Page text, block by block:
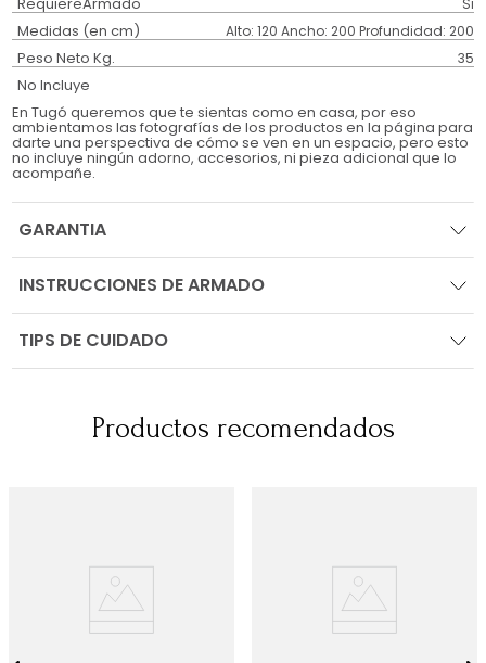
RequiereArmado Si
Medidas (en cm) Alto: 120 Ancho: 200 Profundidad: 200
Peso Neto Kg. 35
No Incluye
En Tugó queremos que te sientas como en casa, por eso
ambientamos las fotografías de los productos en la página para
darte una perspectiva de cómo se ven en un espacio, pero esto
no incluye ningún adorno, accesorios, ni pieza adicional que lo
acompañe.
GARANTIA
INSTRUCCIONES DE ARMADO
TIPS DE CUIDADO
Productos recomendados